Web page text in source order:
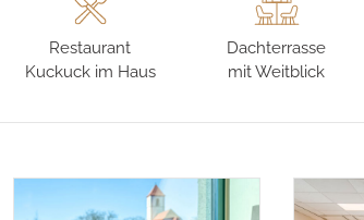
Restaurant
Dachterrasse